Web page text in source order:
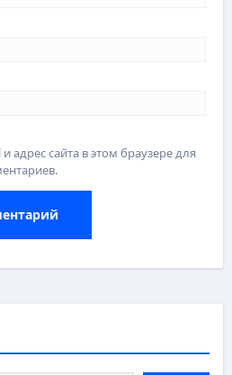
адрес сайта в этом браузере для